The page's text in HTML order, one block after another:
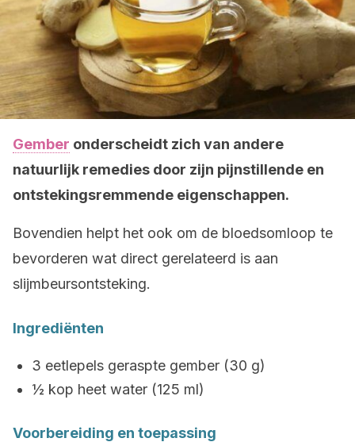
Gember onderscheidt zich van andere
natuurlijk remedies door zijn pijnstillende en
ontstekingsremmende eigenschappen.
Bovendien helpt het ook om de bloedsomloop te
bevorderen wat direct gerelateerd is aan
slijmbeursontsteking.
Ingrediënten
3 eetlepels geraspte gember (30 g)
½ kop heet water (125 ml)
Voorbereiding en toepassing